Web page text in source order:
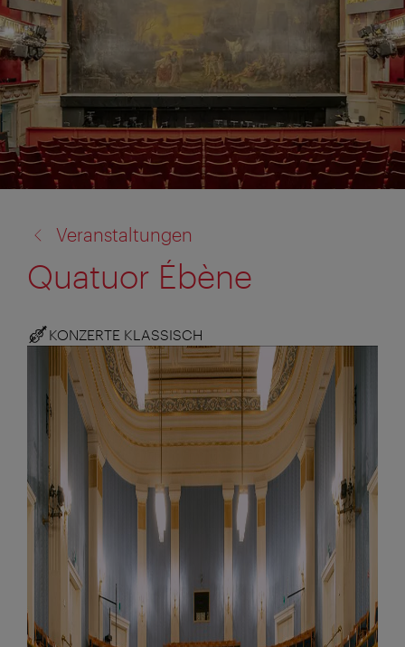
zu:
Veranstaltungen
Quatuor Ébène
KONZERTE KLASSISCH